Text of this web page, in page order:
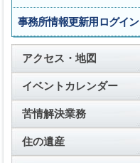
事務所情報更新用ログイン
アクセス・地図
イベントカレンダー
苦情解決業務
住の遺産